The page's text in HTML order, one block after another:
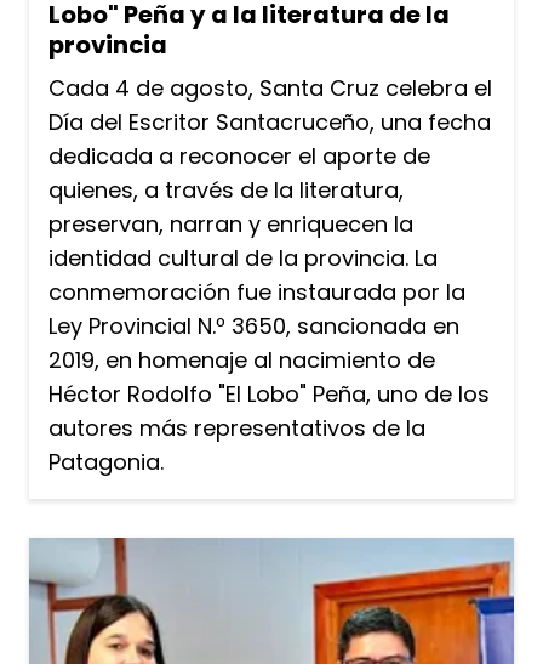
Lobo" Peña y a la literatura de la
provincia
Cada 4 de agosto, Santa Cruz celebra el
Día del Escritor Santacruceño, una fecha
dedicada a reconocer el aporte de
quienes, a través de la literatura,
preservan, narran y enriquecen la
identidad cultural de la provincia. La
conmemoración fue instaurada por la
Ley Provincial N.º 3650, sancionada en
2019, en homenaje al nacimiento de
Héctor Rodolfo "El Lobo" Peña, uno de los
autores más representativos de la
Patagonia.